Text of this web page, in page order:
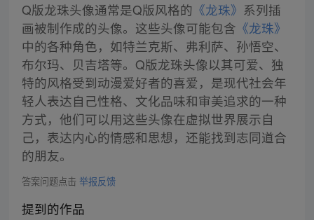
Q版龙珠头像通常是Q版风格的 《龙珠》 系列插
画被制作成的头像。这些头像可能包含 《龙珠》
中的各种角色，如特兰克斯、弗利萨、孙悟空、
布尔玛、贝吉塔等。Q版龙珠头像以其可爱、独
特的风格受到动漫爱好者的喜爱，是现代社会年
轻人表达自己性格、文化品味和审美追求的一种
方式，他们可以用这些头像在虚拟世界展示自
己，表达内心的情感和思想，还能找到志同道合
的朋友。
答案问题点击 举报反馈
提到的作品